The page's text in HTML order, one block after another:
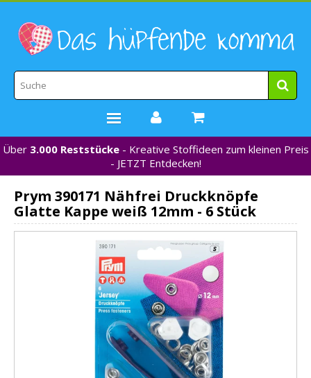
STOFFE
WEBBÄNDER
MARKEN
*NEU*
Über 3.000 Reststücke- Kreative Stoffideen zum kleinen Preis
- JETZT Entdecken!
Prym 390171 Nähfrei Druckknöpfe
Glatte Kappe weiß 12mm - 6 Stück